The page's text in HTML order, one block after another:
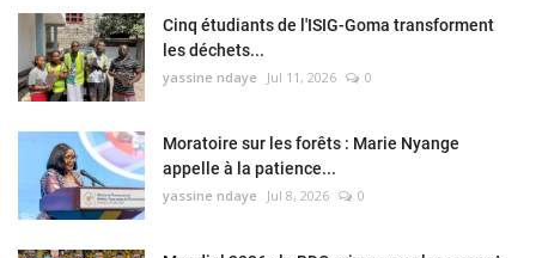
Cinq étudiants de l'ISIG-Goma transforment
les déchets...
yassine ndaye Jul 11, 2026 0
Moratoire sur les forêts : Marie Nyange
appelle à la patience...
yassine ndaye Jul 8, 2026 0